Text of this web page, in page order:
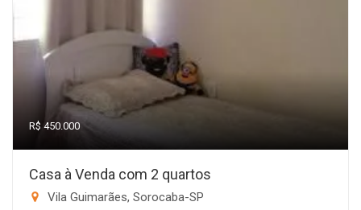
R$ 450.000
Casa à Venda com 2 quartos
Vila Guimarães, Sorocaba-SP